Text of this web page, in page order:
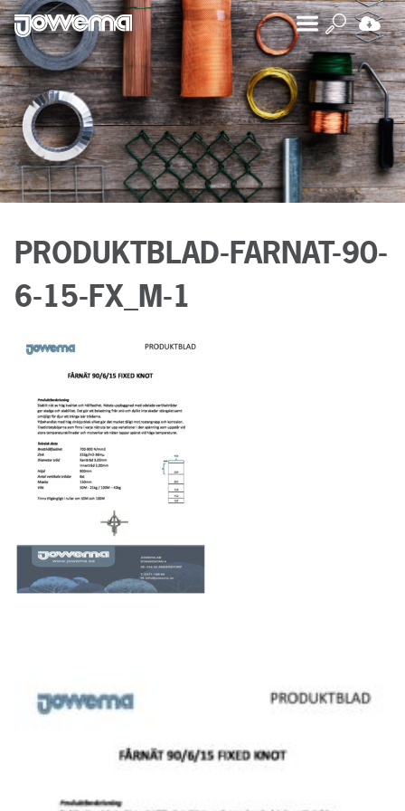
PRODUKTBLAD-FARNAT-90-
6-15-FX_M-1